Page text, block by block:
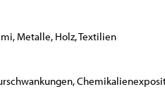
Metalle, Holz, Textilien